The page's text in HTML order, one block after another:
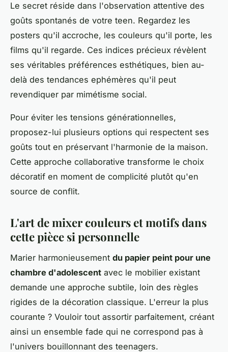
Le secret réside dans l'observation attentive des
goûts spontanés de votre teen. Regardez les
posters qu'il accroche, les couleurs qu'il porte, les
films qu'il regarde. Ces indices précieux révèlent
ses véritables préférences esthétiques, bien au-
delà des tendances ephémères qu'il peut
revendiquer par mimétisme social.
Pour éviter les tensions générationnelles,
proposez-lui plusieurs options qui respectent ses
goûts tout en préservant l'harmonie de la maison.
Cette approche collaborative transforme le choix
décoratif en moment de complicité plutôt qu'en
source de conflit.
L'art de mixer couleurs et motifs dans
cette pièce si personnelle
Marier harmonieusement du papier peint pour une
chambre d'adolescent avec le mobilier existant
demande une approche subtile, loin des règles
rigides de la décoration classique. L'erreur la plus
courante ? Vouloir tout assortir parfaitement, créant
ainsi un ensemble fade qui ne correspond pas à
l'univers bouillonnant des teenagers.